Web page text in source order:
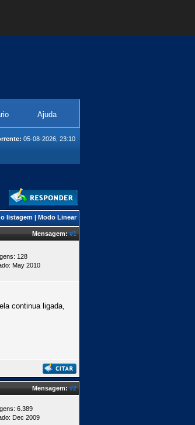
Ajuda
05-08-2026, 23:10
listagem | Modo Linear
Mensagem:#1
128
May 2010
continua ligada,
Mensagem:#2
6.389
Dec 2009